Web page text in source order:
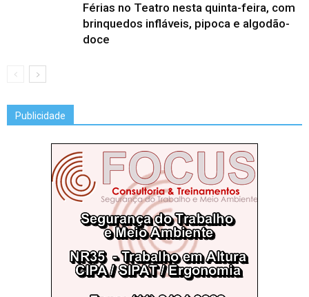
Férias no Teatro nesta quinta-feira, com
brinquedos infláveis, pipoca e algodão-
doce
Publicidade